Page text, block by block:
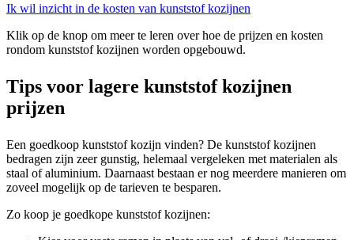
Ik wil inzicht in de kosten van kunststof kozijnen
Klik op de knop om meer te leren over hoe de prijzen en kosten
rondom kunststof kozijnen worden opgebouwd.
Tips voor lagere kunststof kozijnen
prijzen
Een goedkoop kunststof kozijn vinden? De kunststof kozijnen
bedragen zijn zeer gunstig, helemaal vergeleken met materialen als
staal of aluminium. Daarnaast bestaan er nog meerdere manieren om
zoveel mogelijk op de tarieven te besparen.
Zo koop je goedkope kunststof kozijnen: